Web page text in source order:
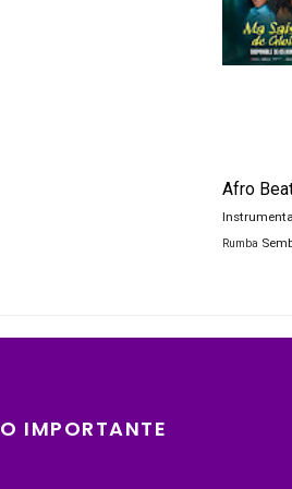
Afro
Rumba
IMPORTANTE